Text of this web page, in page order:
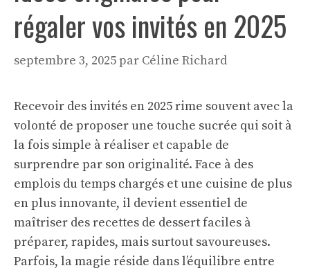
régaler vos invités en 2025
septembre 3, 2025par Céline Richard
Recevoir des invités en 2025 rime souvent avec la
volonté de proposer une touche sucrée qui soit à
la fois simple à réaliser et capable de
surprendre par son originalité. Face à des
emplois du temps chargés et une cuisine de plus
en plus innovante, il devient essentiel de
maîtriser des recettes de dessert faciles à
préparer, rapides, mais surtout savoureuses.
Parfois, la magie réside dans l’équilibre entre